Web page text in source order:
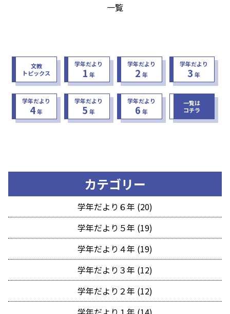
一覧
文教
トピックス
学年だより
1 年
学年だより
2 年
学年だより
3 年
学年だより
4年
学年だより
5 年
学年だより
6 年
一覧は
コチラ
カテゴリー
学年だより６年 (20)
学年だより５年 (19)
学年だより４年 (19)
学年だより３年 (12)
学年だより２年 (12)